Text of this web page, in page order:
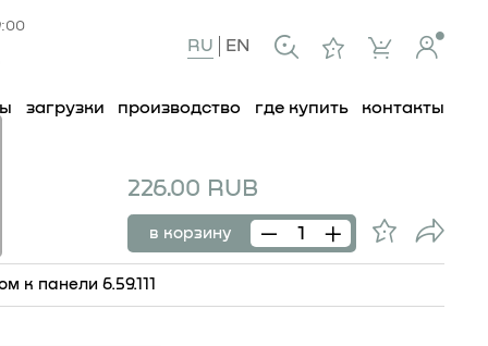
RU EN
загрузки производство где купить контакты
226.00 RUB
в корзину
к панели 6.59.111